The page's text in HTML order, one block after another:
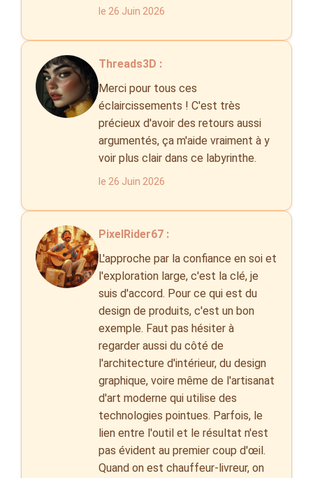
le 26 Juin 2026
Threads3D :
Merci pour tous ces
éclaircissements ! C'est très
précieux d'avoir des retours aussi
argumentés, ça m'aide vraiment à y
voir plus clair dans ce labyrinthe.
le 26 Juin 2026
PixelRider67 :
L'approche par la confiance en soi et
l'exploration large, c'est la clé, je
suis d'accord. Pour ce qui est du
design de produits, c'est un bon
exemple. Faut pas hésiter à
regarder aussi du côté de
l'architecture d'intérieur, du design
graphique, voire même de l'artisanat
d'art moderne qui utilise des
technologies pointues. Parfois, le
lien entre l'outil et le résultat n'est
pas évident au premier coup d'œil.
Quand on est chauffeur-livreur, on